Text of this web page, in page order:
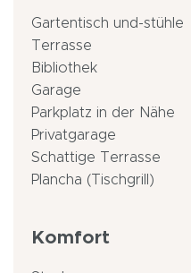
Gartentisch und-stühle
Terrasse
Bibliothek
Garage
Parkplatz in der Nähe
Privatgarage
Schattige Terrasse
Plancha (Tischgrill)
Komfort